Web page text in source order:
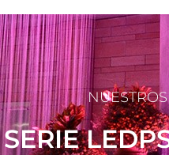
NUESTROS
SERIE